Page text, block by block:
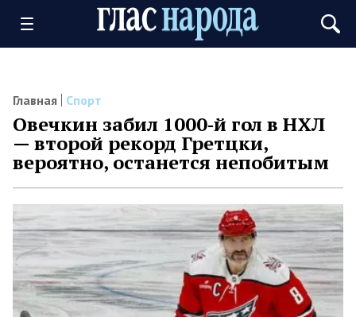
Главная Спорт
Овечкин забил 1000‑й гол в НХЛ
— второй рекорд Гретцки,
вероятно, останется непобитым